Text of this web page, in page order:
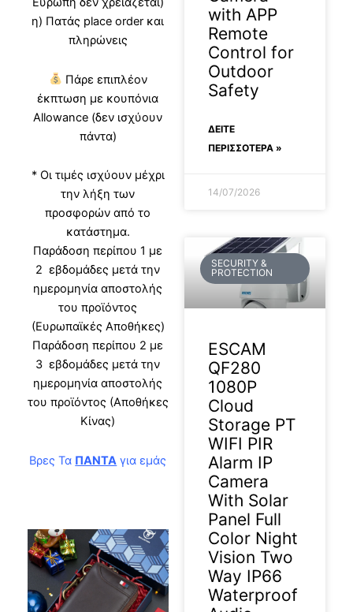
η) Πατάς place order και
πληρώνεις
Πάρε επιπλέον
έκπτωση με κουπόνια
Allowance (δεν ισχύουν
πάντα)
* Οι τιμές ισχύουν μέχρι
την λήξη των
προσφορών από το
κατάστημα.
Παράδοση περίπου 1 με
2 εβδομάδες μετά την
ημερομηνία αποστολής
του προϊόντος
(Ευρωπαϊκές Αποθήκες)
Παράδοση περίπου 2 με
3 εβδομάδες μετά την
ημερομηνία αποστολής
του προϊόντος (Αποθήκες
Κίνας)
Βρες Τα ΠΑΝΤΑ για εμάς
with APP
Remote
Control for
Outdoor
Safety
ΔΕΊΤΕ
ΠΕΡΙΣΣΟΤΕΡΑ »
14/07/2026
SECURITY &
PROTECTION
ESCAM
QF280
1080P
Cloud
Storage PT
WIFI PIR
Alarm IP
Camera
With Solar
Panel Full
Color Night
Vision Two
Way IP66
Waterproof